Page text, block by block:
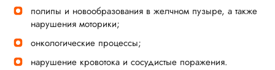
полипы и новообразования в желчном пузыре, а также
нарушения моторики;
онкологические процессы;
нарушение кровотока и сосудистые поражения.